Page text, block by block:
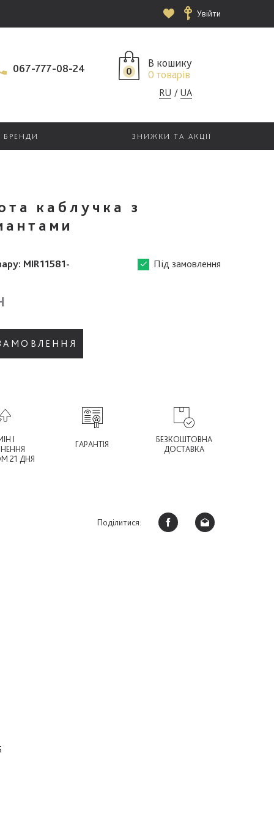
Увійти
067-777-08-24 0
В кошику
0 товарів
RU UA
БРЕНДИ ЗНИЖКИ ТА АКЦІЇ
каблучка з
MIR11581-
Під замовлення
І
21 ДНЯ
ГАРАНТІЯ
БЕЗКОШТОВНА
ДОСТАВКА
Поділитися: